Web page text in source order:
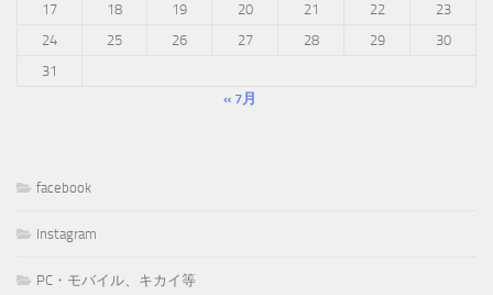
17
18 19 20 21 22
23
24
25 26 27 28 29
30
31
« 7月
facebook
Instagram
PC・モバイル、キカイ等